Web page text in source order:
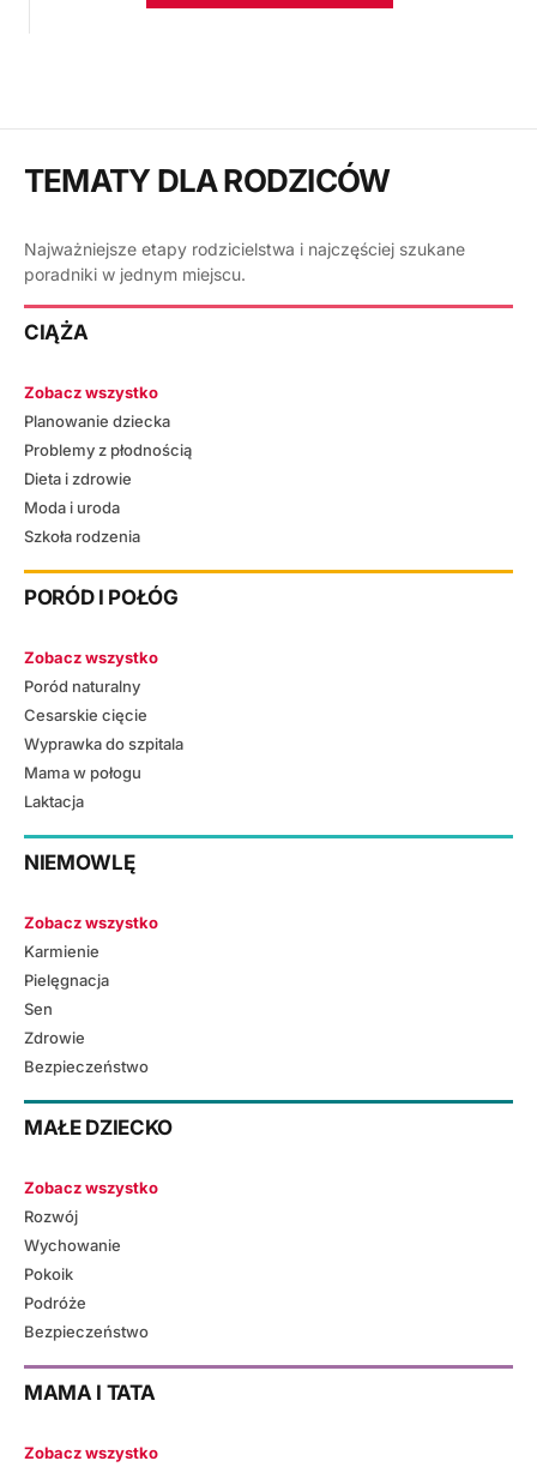
TEMATY DLA RODZICÓW
Najważniejsze etapy rodzicielstwa i najczęściej szukane
poradniki w jednym miejscu.
CIĄŻA
Zobacz wszystko
Planowanie dziecka
Problemy z płodnością
Dieta i zdrowie
Moda i uroda
Szkoła rodzenia
PORÓD I POŁÓG
Zobacz wszystko
Poród naturalny
Cesarskie cięcie
Wyprawka do szpitala
Mama w połogu
Laktacja
NIEMOWLĘ
Zobacz wszystko
Karmienie
Pielęgnacja
Sen
Zdrowie
Bezpieczeństwo
MAŁE DZIECKO
Zobacz wszystko
Rozwój
Wychowanie
Pokoik
Podróże
Bezpieczeństwo
MAMA I TATA
Zobacz wszystko